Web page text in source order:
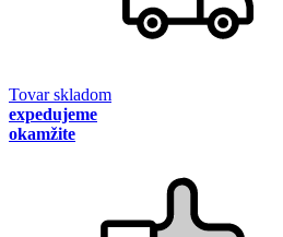
Tovar skladom
expedujeme
okamžite